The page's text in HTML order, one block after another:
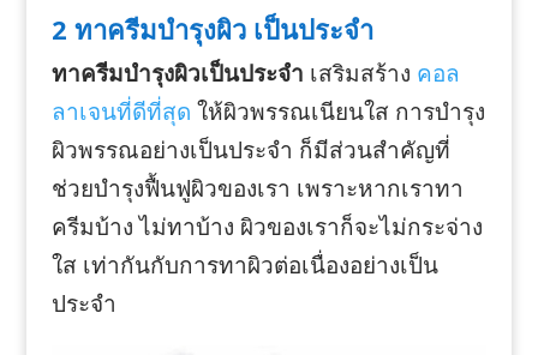
2 ทาครีมบำรุงผิว เป็นประจำ
ทาครีมบำรุงผิวเป็นประจำ เสริมสร้าง คอล
ลาเจนที่ดีที่สุด ให้ผิวพรรณเนียนใส การบำรุง
ผิวพรรณอย่างเป็นประจำ ก็มีส่วนสำคัญที่
ช่วยบำรุงฟื้นฟูผิวของเรา เพราะหากเราทา
ครีมบ้าง ไม่ทาบ้าง ผิวของเราก็จะไม่กระจ่าง
ใส เท่ากันกับการทาผิวต่อเนื่องอย่างเป็น
ประจำ